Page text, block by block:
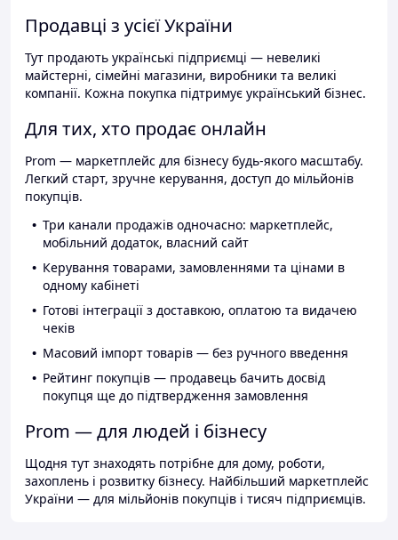
Продавці з усієї України
Тут продають українські підприємці — невеликі
майстерні, сімейні магазини, виробники та великі
компанії. Кожна покупка підтримує український бізнес.
Для тих, хто продає онлайн
Prom — маркетплейс для бізнесу будь-якого масштабу.
Легкий старт, зручне керування, доступ до мільйонів
покупців.
Три канали продажів одночасно: маркетплейс,
мобільний додаток, власний сайт
Керування товарами, замовленнями та цінами в
одному кабінеті
Готові інтеграції з доставкою, оплатою та видачею
чеків
Масовий імпорт товарів — без ручного введення
Рейтинг покупців — продавець бачить досвід
покупця ще до підтвердження замовлення
Prom — для людей і бізнесу
Щодня тут знаходять потрібне для дому, роботи,
захоплень і розвитку бізнесу. Найбільший маркетплейс
України — для мільйонів покупців і тисяч підприємців.